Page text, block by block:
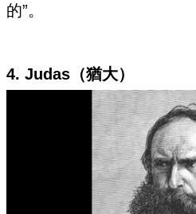
的”。
4. Judas（猶大）